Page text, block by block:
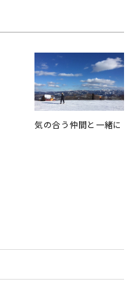
気の合う仲間と一緒に